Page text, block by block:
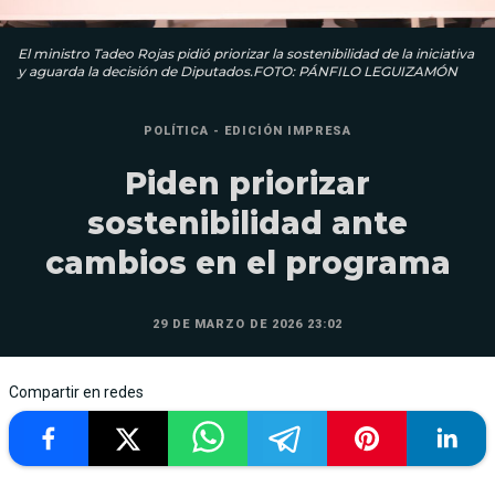
El ministro Tadeo Rojas pidió priorizar la sostenibilidad de la iniciativa
y aguarda la decisión de Diputados.FOTO: PÁNFILO LEGUIZAMÓN
POLÍTICA - EDICIÓN IMPRESA
Piden priorizar
sostenibilidad ante
cambios en el programa
29 DE MARZO DE 2026 23:02
Compartir en redes